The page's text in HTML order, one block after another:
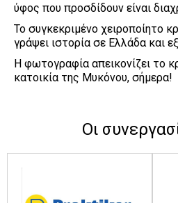
ύφος που προσδίδουν είναι
Το συγκεκριμένο χειροποίητο
γράψει ιστορία σε Ελλάδα και
Η φωτογραφία απεικονίζει το
κατοικία της Μυκόνου, σήμερα!
Οι